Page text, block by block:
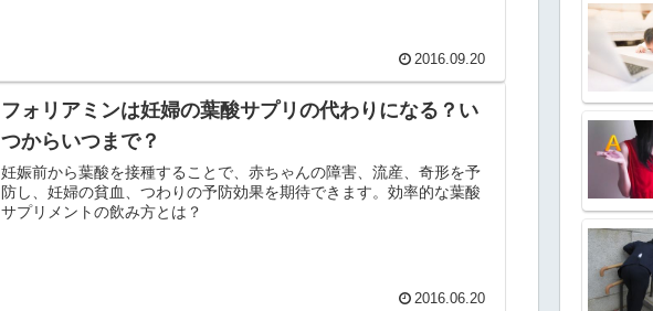
2016.09.20
フォリアミンは妊婦の葉酸サプリの代わりになる？い
つからいつまで？
妊娠前から葉酸を接種することで、赤ちゃんの障害、流産、奇形を予
防し、妊婦の貧血、つわりの予防効果を期待できます。効率的な葉酸
サプリメントの飲み方とは？
2016.06.20